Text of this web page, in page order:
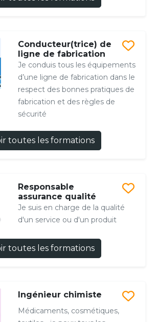
Conducteur(trice) de
ligne de fabrication
Je conduis tous les équipements
d’une ligne de fabrication dans le
respect des bonnes pratiques de
fabrication et des règles de
sécurité
toutes les formations
Responsable
assurance qualité
Je suis en charge de la qualité
d'un service ou d'un produit
toutes les formations
Ingénieur chimiste
Médicaments, cosmétiques,